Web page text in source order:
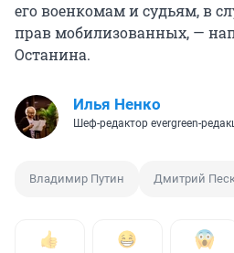
его военкомам и судьям, в
прав мобилизованных, —
Останина.
Илья Ненко
Шеф-редактор evergreen-
Владимир Путин Дмитрий